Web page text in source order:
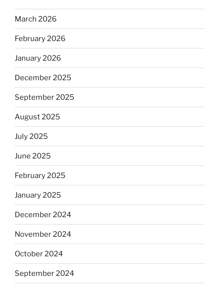
March 2026
February 2026
January 2026
December 2025
September 2025
August 2025
July 2025
June 2025
February 2025
January 2025
December 2024
November 2024
October 2024
September 2024